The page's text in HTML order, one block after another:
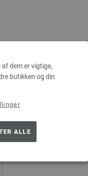
dem er vigtige,
butikken og din
ALLE
Str. 4,5/80cm
Str. 4,5/80cm
80 cm
forsendelsesomkostninger